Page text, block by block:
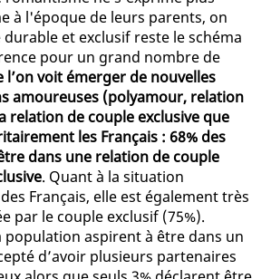
à l'époque de leurs parents, on
et exclusif reste le schéma
pour un grand nombre de
l’on voit émerger de nouvelles
amoureuses (polyamour, relation
relation de couple exclusive que
les Français : 68% des
dans une relation de couple
. Quant à la situation
Français, elle est également très
par le couple exclusif (75%).
population aspirent à être dans un
d’avoir plusieurs partenaires